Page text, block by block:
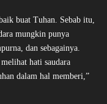
buat Tuhan. Sebab itu,
mungkin punya
dan sebagainya.
hati saudara
dalam hal memberi,”